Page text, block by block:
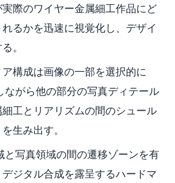
際のワイヤー金属細工作品にど
るかを迅速に視覚化し、デザイ
。
構成は画像の一部を選択的に
がら他の部分の写真ディテール
工とリアリズムの間のシュール
生み出す。
写真領域の間の遷移ゾーンを有
ジタル合成を露呈するハードマ